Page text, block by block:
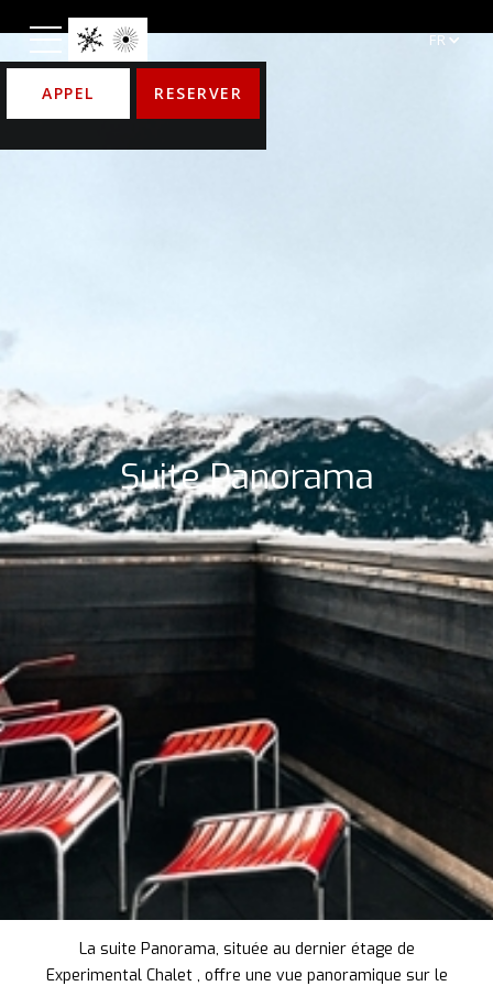
FR
APPEL RESERVER
Suite Panorama
La suite Panorama, située au dernier étage de
Experimental Chalet , offre une vue panoramique sur le